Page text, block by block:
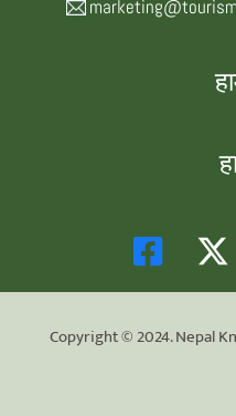
Copyright © 2024. Nepal